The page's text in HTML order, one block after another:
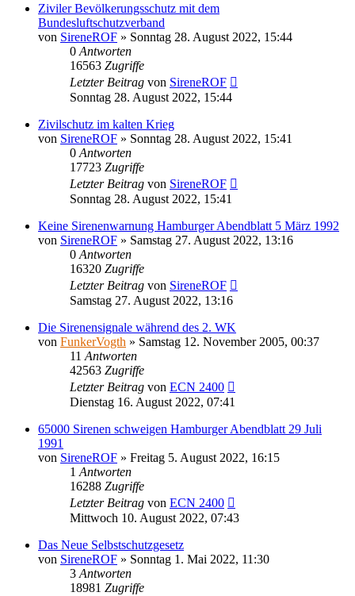
Ziviler Bevölkerungsschutz mit dem
Bundesluftschutzverband
von SireneROF » Sonntag 28. August 2022, 15:44
0 Antworten
16563 Zugriffe
Letzter Beitrag von SireneROF
Sonntag 28. August 2022, 15:44
Zivilschutz im kalten Krieg
von SireneROF » Sonntag 28. August 2022, 15:41
0 Antworten
17723 Zugriffe
Letzter Beitrag von SireneROF
Sonntag 28. August 2022, 15:41
Keine Sirenenwarnung Hamburger Abendblatt 5 März 1992
von SireneROF » Samstag 27. August 2022, 13:16
0 Antworten
16320 Zugriffe
Letzter Beitrag von SireneROF
Samstag 27. August 2022, 13:16
Die Sirenensignale während des 2. WK
von FunkerVogth » Samstag 12. November 2005, 00:37
11 Antworten
42563 Zugriffe
Letzter Beitrag von ECN 2400
Dienstag 16. August 2022, 07:41
65000 Sirenen schweigen Hamburger Abendblatt 29 Juli
1991
von SireneROF » Freitag 5. August 2022, 16:15
1 Antworten
16288 Zugriffe
Letzter Beitrag von ECN 2400
Mittwoch 10. August 2022, 07:43
Das Neue Selbstschutzgesetz
von SireneROF » Sonntag 1. Mai 2022, 11:30
3 Antworten
18981 Zugriffe